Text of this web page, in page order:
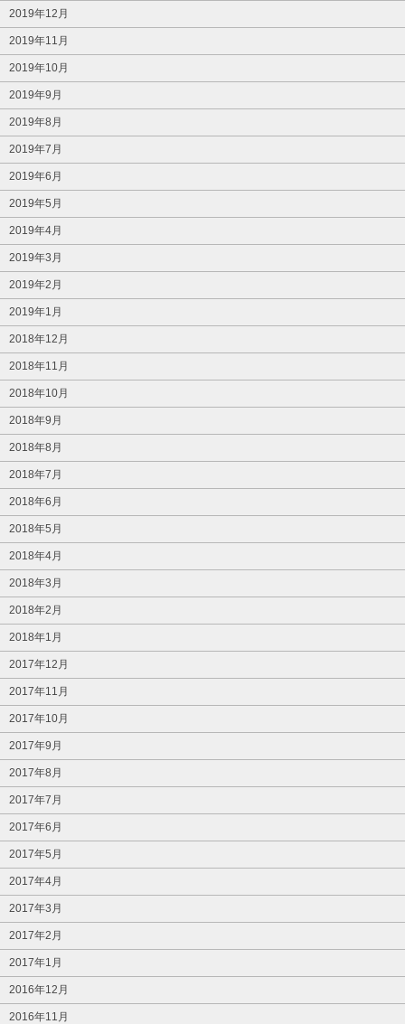
2019年12月
2019年11月
2019年10月
2019年9月
2019年8月
2019年7月
2019年6月
2019年5月
2019年4月
2019年3月
2019年2月
2019年1月
2018年12月
2018年11月
2018年10月
2018年9月
2018年8月
2018年7月
2018年6月
2018年5月
2018年4月
2018年3月
2018年2月
2018年1月
2017年12月
2017年11月
2017年10月
2017年9月
2017年8月
2017年7月
2017年6月
2017年5月
2017年4月
2017年3月
2017年2月
2017年1月
2016年12月
2016年11月